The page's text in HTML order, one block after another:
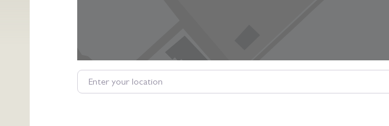
Enter your location